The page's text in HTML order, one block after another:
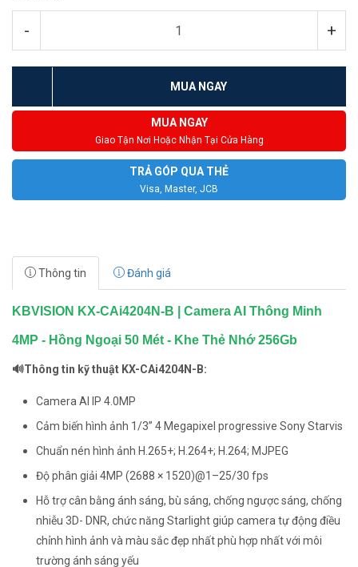
- +
MUA NGAY
MUA NGAY
Giao Tận Nơi Hoặc Nhận Tại Cửa Hàng
TRẢ GÓP QUA THẺ
Visa, Master, JCB
Thông tin Đánh giá
KBVISION KX-CAi4204N-B | Camera AI Thông Minh
4MP - Hồng Ngoại 50 Mét - Khe Thẻ Nhớ 256Gb
🔊Thông tin kỹ thuật KX-CAi4204N-B:
Camera AI IP 4.0MP
Cảm biến hình ảnh 1/3” 4 Megapixel progressive Sony Starvis
Chuẩn nén hình ảnh H.265+; H.264+; H.264; MJPEG
Độ phân giải 4MP (2688 × 1520)@1–25/30 fps
Hỗ trợ cân bằng ánh sáng, bù sáng, chống ngược sáng, chống
nhiễu 3D- DNR, chức năng Starlight giúp camera tự động điều
chỉnh hình ảnh và màu sắc đẹp nhất phù hợp nhất với môi
trường ánh sáng yếu